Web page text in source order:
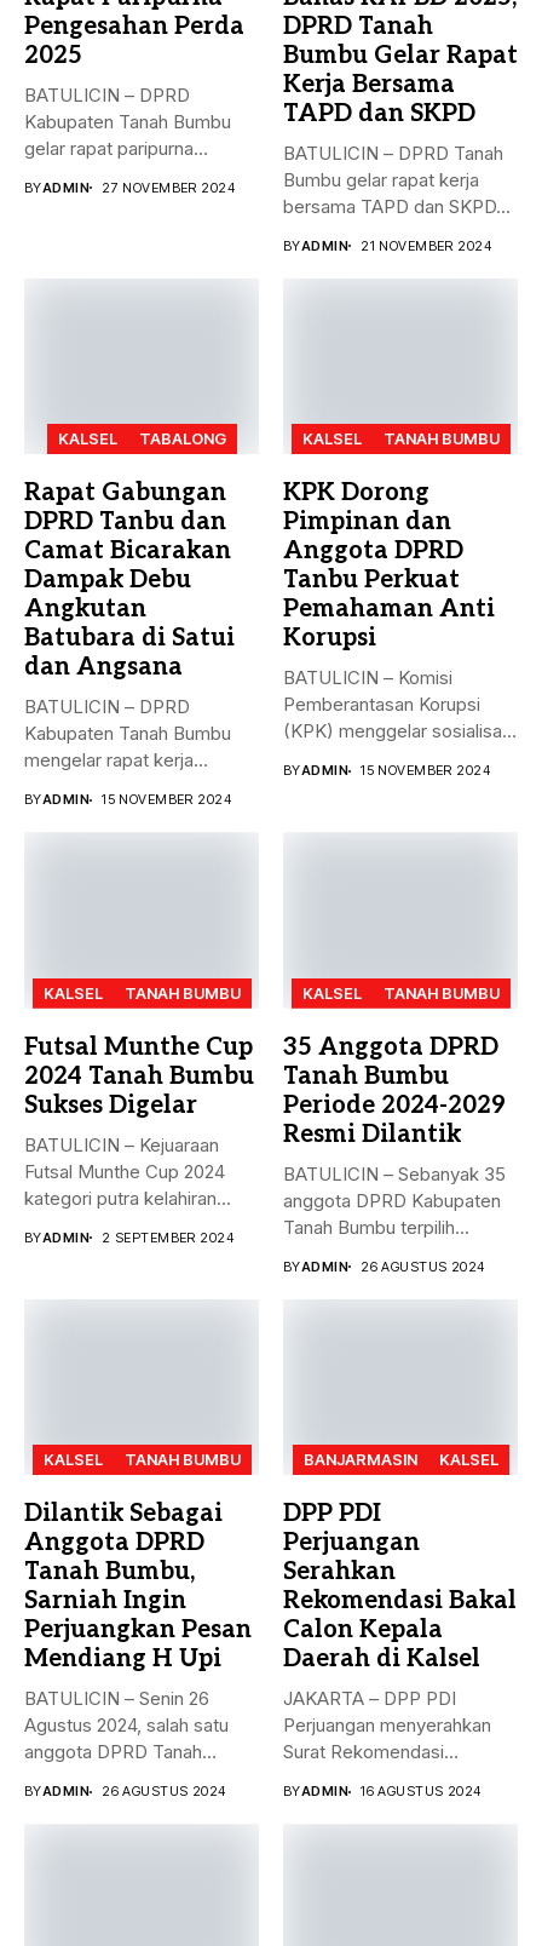
Pengesahan Perda
2025
BATULICIN – DPRD
Kabupaten Tanah Bumbu
gelar rapat paripurna
BYADMIN 27 NOVEMBER 2024
DPRD Tanah
Bumbu Gelar Rapat
Kerja Bersama
TAPD dan SKPD
BATULICIN – DPRD Tanah
Bumbu gelar rapat kerja
bersama TAPD dan SKPD...
BYADMIN 21 NOVEMBER 2024
KALSEL TABALONG
Rapat Gabungan
DPRD Tanbu dan
Camat Bicarakan
Dampak Debu
Angkutan
Batubara di Satui
dan Angsana
BATULICIN – DPRD
Kabupaten Tanah Bumbu
mengelar rapat kerja
BYADMIN 15 NOVEMBER 2024
KALSEL TANAH BUMBU
KPK Dorong
Pimpinan dan
Anggota DPRD
Tanbu Perkuat
Pemahaman Anti
Korupsi
BATULICIN – Komisi
Pemberantasan Korupsi
(KPK) menggelar sosialisasi
BYADMIN 15 NOVEMBER 2024
KALSEL TANAH BUMBU
Futsal Munthe Cup
2024 Tanah Bumbu
Sukses Digelar
BATULICIN – Kejuaraan
Futsal Munthe Cup 2024
kategori putra kelahiran
BYADMIN 2 SEPTEMBER 2024
KALSEL TANAH BUMBU
35 Anggota DPRD
Tanah Bumbu
Periode 2024-2029
Resmi Dilantik
BATULICIN – Sebanyak 35
anggota DPRD Kabupaten
Tanah Bumbu terpilih
BYADMIN 26 AGUSTUS 2024
KALSEL TANAH BUMBU
Dilantik Sebagai
Anggota DPRD
Tanah Bumbu,
Sarniah Ingin
Perjuangkan Pesan
Mendiang H Upi
BATULICIN – Senin 26
Agustus 2024, salah satu
anggota DPRD Tanah
BYADMIN 26 AGUSTUS 2024
BANJARMASIN KALSEL
DPP PDI
Perjuangan
Serahkan
Rekomendasi Bakal
Calon Kepala
Daerah di Kalsel
JAKARTA – DPP PDI
Perjuangan menyerahkan
Surat Rekomendasi
BYADMIN 16 AGUSTUS 2024